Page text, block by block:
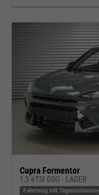
Cupra Formentor
1,5 eTSI DSG - LAGER
Fahrzeug mit